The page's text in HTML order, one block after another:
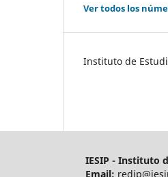
Ver todos los
Instituto de
IESIP - Instituto
Email: